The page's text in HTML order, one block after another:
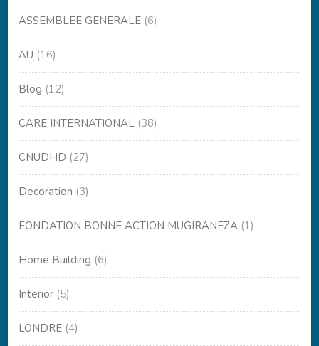
ASSEMBLEE GENERALE (6)
AU (16)
Blog (12)
CARE INTERNATIONAL (38)
CNUDHD (27)
Decoration (3)
FONDATION BONNE ACTION MUGIRANEZA (1)
Home Building (6)
Interior (5)
LONDRE (4)